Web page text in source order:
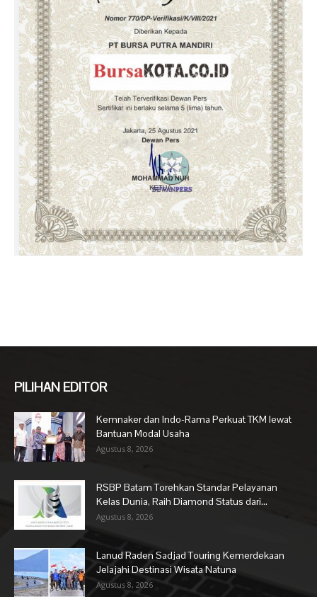
PILIHAN EDITOR
Kemnaker dan Indo-Rama Perkuat TKM lewat
Bantuan Modal Usaha
Agustus 8, 2026
RSBP Batam Torehkan Standar Pelayanan
Kelas Dunia, Raih Diamond Status dari...
Agustus 8, 2026
Lanud Raden Sadjad Touring Kemerdekaan
Jelajahi Destinasi Wisata Natuna
Agustus 8, 2026